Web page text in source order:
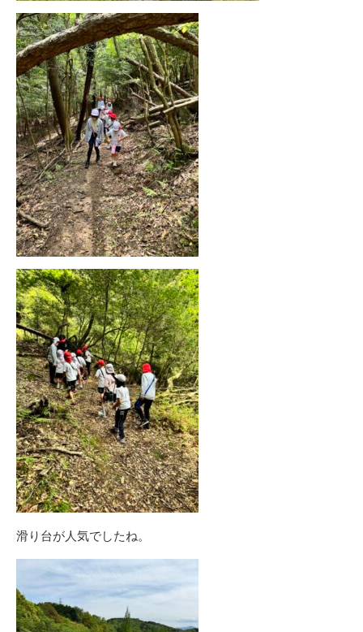
滑り台が人気でしたね。